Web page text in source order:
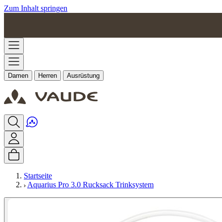
Zum Inhalt springen
Damen Herren Ausrüstung
Startseite
Aquarius Pro 3.0 Rucksack Trinksystem